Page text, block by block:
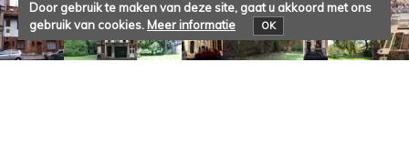
Door gebruik te maken van deze site, gaat u akkoord met ons
gebruik van cookies. Meer informatie OK